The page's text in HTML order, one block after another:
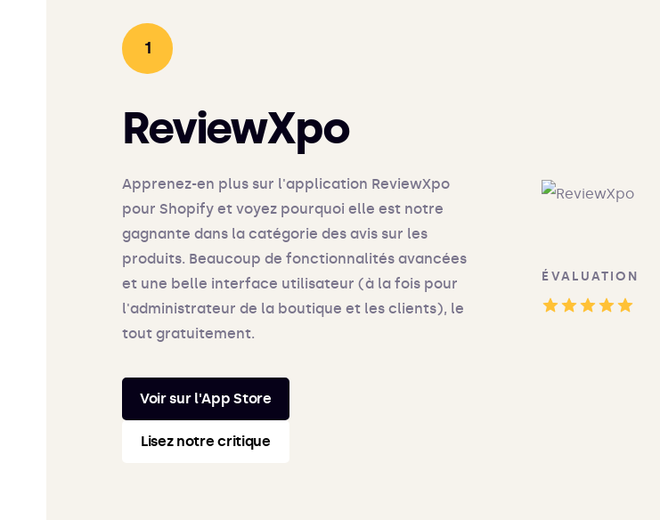
ReviewXpo
Apprenez-en plus sur l'application ReviewXpo
pour Shopify et voyez pourquoi elle est notre
gagnante dans la catégorie des avis sur les
produits. Beaucoup de fonctionnalités avancées
et une belle interface utilisateur (à la fois pour
l'administrateur de la boutique et les clients), le
tout gratuitement.
Voir sur l'App Store
Lisez notre critique
ÉVALUATION